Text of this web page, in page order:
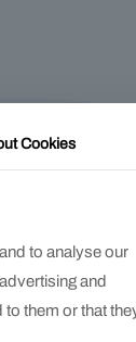
Cookies
to analyse our
and
them or that